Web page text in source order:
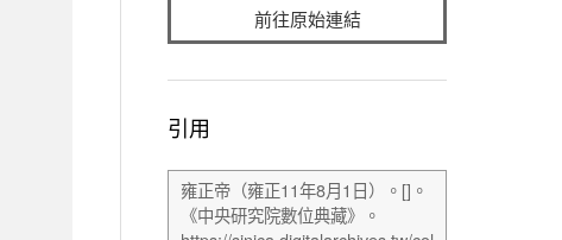
前往原始連結
引用